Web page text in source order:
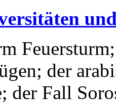
der
der Fall